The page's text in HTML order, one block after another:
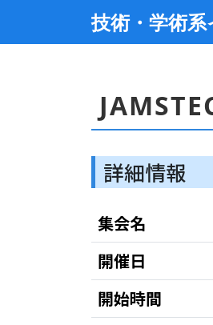
技術・学術
詳細情報
集会名
開催日
開始時間